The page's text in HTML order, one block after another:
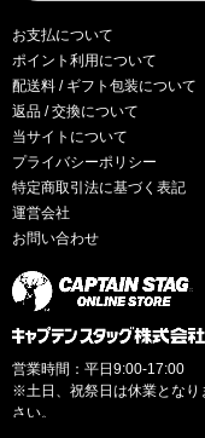
お支払について
ポイント利用について
配送料 / ギフト包装について
返品 / 交換について
当サイトについて
プライバシーポリシー
特定商取引法に基づく表記
運営会社
お問い合わせ
営業時間：平日9:00-17:00
※土日、祝祭日は休業となり
さい。